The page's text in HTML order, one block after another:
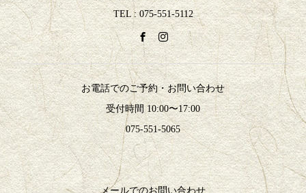
TEL : 075-551-5112
お電話でのご予約・お問い合わせ
受付時間 10:00〜17:00
075-551-5065
メールでのお問い合わせ